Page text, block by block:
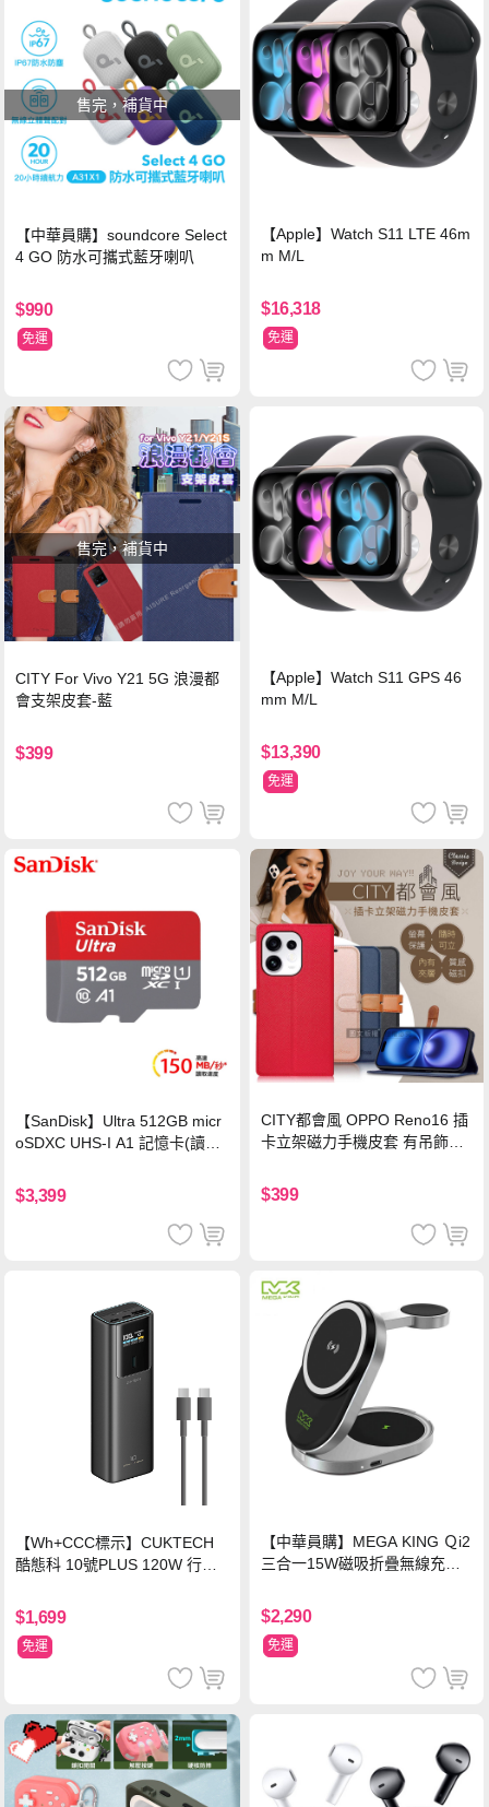
售完，補貨中
【中華員購】soundcore Select
4 GO 防水可攜式藍牙喇叭
$990
免運
【Apple】Watch S11 LTE 46m
m M/L
$16,318
免運
售完，補貨中
CITY For Vivo Y21 5G 浪漫都
會支架皮套-藍
$399
【Apple】Watch S11 GPS 46
mm M/L
$13,390
免運
【SanDisk】Ultra 512GB micr
oSDXC UHS-I A1 記憶卡(讀取
$3,399
CITY都會風 OPPO Reno16 插
卡立架磁力手機皮套 有吊飾孔
$399
【Wh+CCC標示】CUKTECH
酷態科 10號PLUS 120W 行動
色
$1,699
免運
【中華員購】MEGA KING Ｑi2
三合一15W磁吸折疊無線充電
$2,290
免運